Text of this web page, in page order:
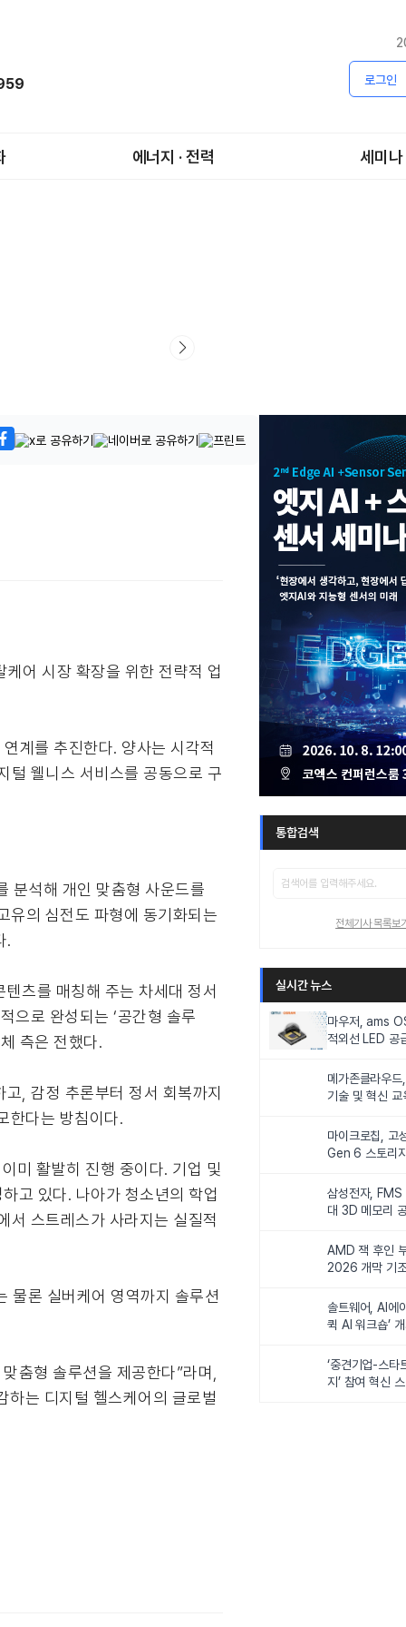
로그인
에너지 · 전력 세미나
어 시장 확장을 위한 전략적 업
계를 추진한다. 양사는 시각적
털 웰니스 서비스를 공동으로 구
분석해 개인 맞춤형 사운드를
유의 심전도 파형에 동기화되는
.
츠를 매칭해 주는 차세대 정서
으로 완성되는 ‘공간형 솔루
측은 전했다.
, 감정 추론부터 정서 회복까지
한다는 방침이다.
미 활발히 진행 중이다. 기업 및
고 있다. 나아가 청소년의 학업
서 스트레스가 사라지는 실질적
물론 실버케어 영역까지 솔루션
춤형 솔루션을 제공한다”라며,
하는 디지털 헬스케어의 글로벌
통합검색
전체기사 목록보
실시간 뉴스
마우저, ams
적외선 LED 공
메가존클라우드
기술 및 혁신
마이크로칩, 고
Gen 6 스토리
삼성전자,
대 3D 메모리
AMD 잭 후인
2026 개막 기
솔트웨어, AI에
퀵 AI 워크숍’
‘중견기업-스타
지’ 참여 혁신